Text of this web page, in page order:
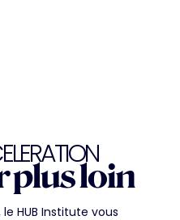
plus loin
HUB Institute vous